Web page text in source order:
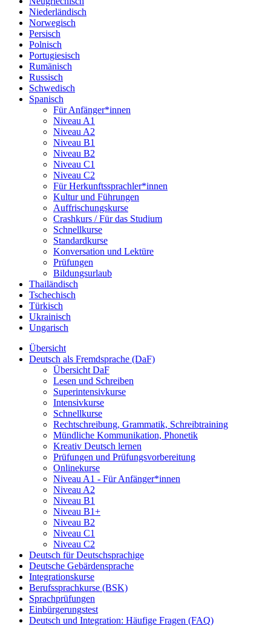
Niederländisch
Norwegisch
Persisch
Polnisch
Portugiesisch
Rumänisch
Russisch
Schwedisch
Spanisch
Für Anfänger*innen
Niveau A1
Niveau A2
Niveau B1
Niveau B2
Niveau C1
Niveau C2
Für Herkunftssprachler*innen
Kultur und Führungen
Auffrischungskurse
Crashkurs / Für das Studium
Schnellkurse
Standardkurse
Konversation und Lektüre
Prüfungen
Bildungsurlaub
Thailändisch
Tschechisch
Türkisch
Ukrainisch
Ungarisch
Übersicht
Deutsch als Fremdsprache (DaF)
Übersicht DaF
Lesen und Schreiben
Superintensivkurse
Intensivkurse
Schnellkurse
Rechtschreibung, Grammatik, Schreibtraining
Mündliche Kommunikation, Phonetik
Kreativ Deutsch lernen
Prüfungen und Prüfungsvorbereitung
Onlinekurse
Niveau A1 - Für Anfänger*innen
Niveau A2
Niveau B1
Niveau B1+
Niveau B2
Niveau C1
Niveau C2
Deutsch für Deutschsprachige
Deutsche Gebärdensprache
Integrationskurse
Berufssprachkurse (BSK)
Sprachprüfungen
Einbürgerungstest
Deutsch und Integration: Häufige Fragen (FAQ)